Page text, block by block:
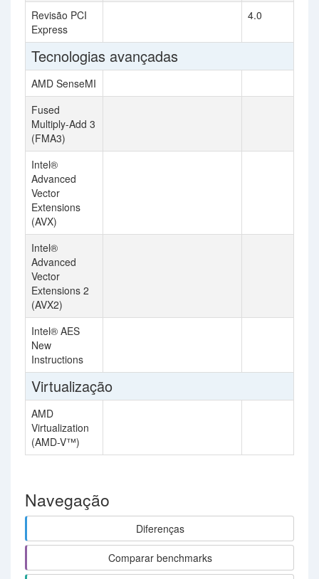
Revisão PCI
Express
4.0
Tecnologias avançadas
AMD SenseMI
Fused
Multiply-Add 3
(FMA3)
Intel®
Advanced
Vector
Extensions
(AVX)
Intel®
Advanced
Vector
Extensions 2
(AVX2)
Intel® AES
New
Instructions
Virtualização
AMD
Virtualization
(AMD-V™)
Navegação
Diferenças
Comparar benchmarks